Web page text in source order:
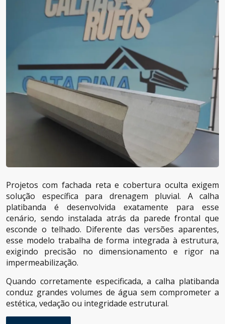
Projetos com fachada reta e cobertura oculta exigem
solução específica para drenagem pluvial. A calha
platibanda é desenvolvida exatamente para esse
cenário, sendo instalada atrás da parede frontal que
esconde o telhado. Diferente das versões aparentes,
esse modelo trabalha de forma integrada à estrutura,
exigindo precisão no dimensionamento e rigor na
impermeabilização.
Quando corretamente especificada, a calha platibanda
conduz grandes volumes de água sem comprometer a
estética, vedação ou integridade estrutural.